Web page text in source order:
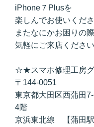
iPhone７Plusを
楽しんでお使いくださ
またなにかお困りの
気軽にご来店ください
☆★スマホ修理工房
〒144-0051
東京都大田区西蒲
4階
京浜東北線 【蒲田駅